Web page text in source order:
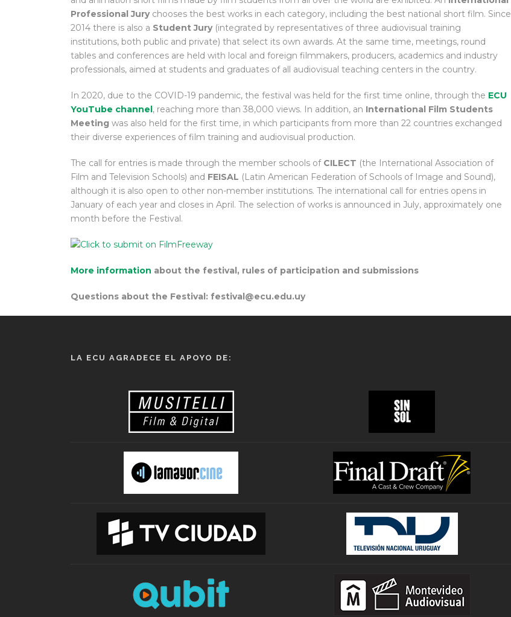
Professional Jurychooses the best works in each category, including the best national short film. Since
2014 there is also a Student Jury(integrated by representatives of three audiovisual training
institutions, both public and private) that select its own awards. At the same time, meetings, round
tables and conferences are held with local and foreign filmmakers, producers, academics and industry
professionals, aimed at students and graduates of all audiovisual teaching centers in the country.
In 2020, due to the COVID-19 pandemic, the festival was held for the first time online, through the ECU
YouTube channel, reaching more than 38,000 views. In addition, an International Film Students
Meeting was also held for the first time, in which participants from more than 22 countries exchanged
their diverse experiences of film training and audiovisual production.
The call for entries is made through the member schools of CILECT (the International Association of
Film and Television Schools) and FEISAL (Latin American Federation of Schools of Image and Sound),
although it is also open to other non-member institutions. The international call for entries opens in
January of each year and closes in April. The selection of works is announced in July, approximately one
month before the Festival.
More information about the festival, rules of participation and submissions
Questions about the Festival: festival@ecu.edu.uy
LA ECU AGRADECE EL APOYO DE: